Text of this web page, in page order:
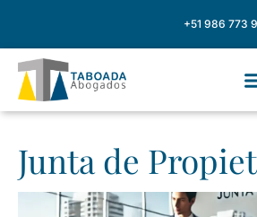
+51 986 773
Junta de